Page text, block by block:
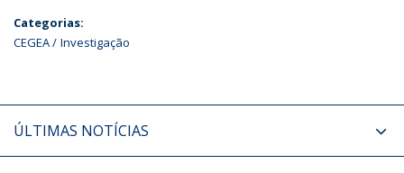
Categorias:
CEGEA
Investigação
ÚLTIMAS NOTÍCIAS